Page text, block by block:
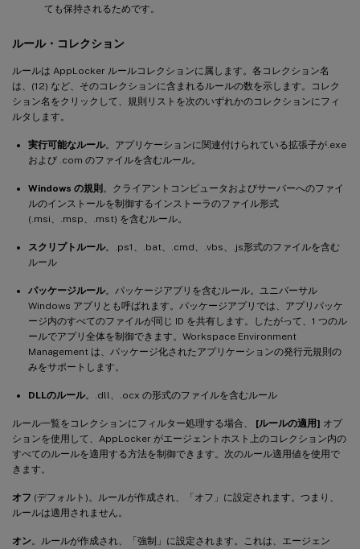
ても保持されるためです。
ルール・コレクション
ルールは AppLocker ルールコレクションに属します。各コレクション名
は、(12) など、そのコレクションに含まれるルールの数を示します。コレク
ション名をクリックして、規則リストを次のいずれかのコレクションにフィ
ルタします。
実行可能なルール。アプリケーションに関連付けられている拡張子が.exe
および .com のファイルを含むルール。
Windows の規則 。クライアントコンピュータおよびサーバーへのファイ
ルのインストールを制御するインストーラのファイル形式
(.msi、.msp、.mst) を含むルール。
スクリプトルール。.ps1、.bat、.cmd、.vbs、.js形式のファイルを含む
ルール
パッケージルール。パッケージアプリを含むルール。ユニバーサル
Windows アプリとも呼ばれます。パッケージアプリでは、アプリパッケ
ージ内のすべてのファイルが同じ ID を共有します。したがって、1 つのル
ールでアプリ全体を制御できます。Workspace Environment
Management は、パッケージ化されたアプリケーションの発行元規則の
みをサポートします。
DLLのルール。.dll、.ocx の形式のファイルを含むルール
ルール一覧をコレクションにフィルター処理する場合、 [ルールの適用] オプ
ションを使用して、AppLocker がエージェントホスト上のコレクション内の
すべてのルールを適用する方法を制御できます。次のルール適用値を使用で
きます。
オフ (デフォルト)。ルールが作成され、「オフ」に設定されます。つまり、
ルールは適用されません。
オン。ルールが作成され、「強制」に設定されます。これは、エージェン